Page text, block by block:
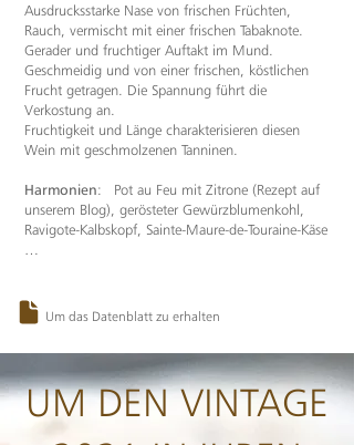
Ausdrucksstarke Nase von frischen Früchten,
Rauch, vermischt mit einer frischen Tabaknote.
Gerader und fruchtiger Auftakt im Mund.
Geschmeidig und von einer frischen, köstlichen
Frucht getragen. Die Spannung führt die
Verkostung an.
Fruchtigkeit und Länge charakterisieren diesen
Wein mit geschmolzenen Tanninen.
Harmonien: Pot au Feu mit Zitrone (Rezept auf
unserem Blog), gerösteter Gewürzblumenkohl,
Ravigote-Kalbskopf, Sainte-Maure-de-Touraine-Käse
Um das Datenblatt zu erhalten
UM DEN VINTAGE